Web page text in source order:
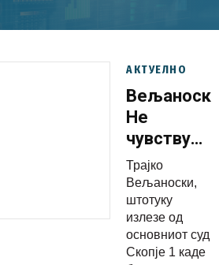
АКТУЕЛНО
Не
вина за
упадот во
Трајко
Вељаноски,
штотуку
излезе од
основниот суд
Скопје 1 каде